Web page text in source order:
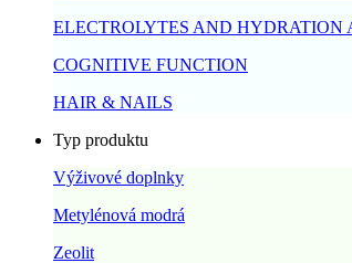
ELECTROLYTES AND
COGNITIVE FUNCTION
HAIR & NAILS
Typ produktu
Výživové doplnky
Metylénová modrá
Zeolit